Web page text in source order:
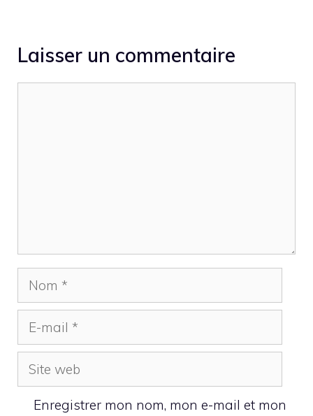
Laisser un commentaire
Nom
mail
Site
web
Enregistrer mon nom, mon e-mail et mon